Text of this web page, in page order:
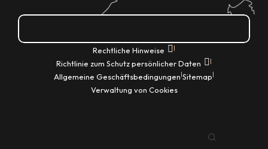
Rechtliche Hinweise |
Richtlinie zum Schutz persönlicher Daten |
Allgemeine Geschäftsbedingungen|Sitemap|
Verwaltung von Cookies